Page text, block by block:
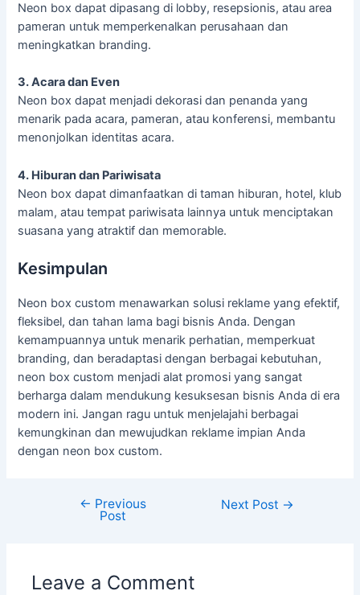
Neon box dapat dipasang di lobby, resepsionis, atau area
pameran untuk memperkenalkan perusahaan dan
meningkatkan branding.
3. Acara dan Even
Neon box dapat menjadi dekorasi dan penanda yang
menarik pada acara, pameran, atau konferensi, membantu
menonjolkan identitas acara.
4. Hiburan dan Pariwisata
Neon box dapat dimanfaatkan di taman hiburan, hotel, klub
malam, atau tempat pariwisata lainnya untuk menciptakan
suasana yang atraktif dan memorable.
Kesimpulan
Neon box custom menawarkan solusi reklame yang efektif,
fleksibel, dan tahan lama bagi bisnis Anda. Dengan
kemampuannya untuk menarik perhatian, memperkuat
branding, dan beradaptasi dengan berbagai kebutuhan,
neon box custom menjadi alat promosi yang sangat
berharga dalam mendukung kesuksesan bisnis Anda di era
modern ini. Jangan ragu untuk menjelajahi berbagai
kemungkinan dan mewujudkan reklame impian Anda
dengan neon box custom.
← Previous
Post
Next Post →
Leave a Comment